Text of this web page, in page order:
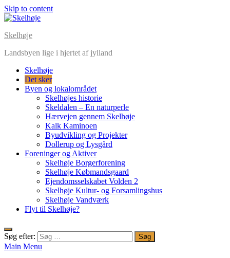
Skip to content
Skelhøje
Landsbyen lige i hjertet af jylland
Skelhøje
Det sker
Byen og lokalområdet
Skelhøjes historie
Skeldalen – En naturperle
Hærvejen gennem Skelhøje
Kalk Kaminoen
Byudvikling og Projekter
Dollerup og Lysgård
Foreninger og Aktiver
Skelhøje Borgerforening
Skelhøje Købmandsgaard
Ejendomsselskabet Volden 2
Skelhøje Kultur- og Forsamlingshus
Skelhøje Vandværk
Flyt til Skelhøje?
Søg efter:
Main Menu